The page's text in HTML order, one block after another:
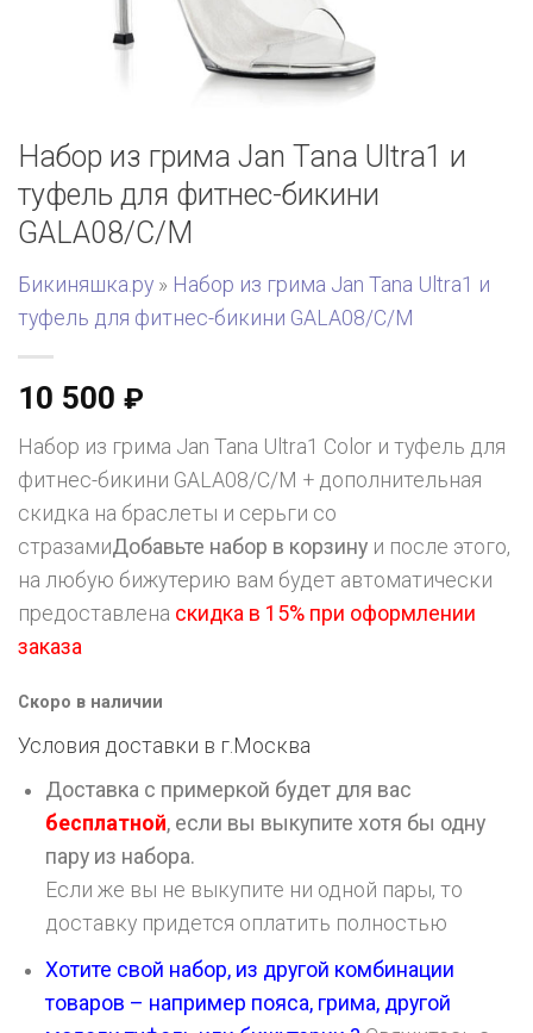
Набор из грима Jan Tana Ultra1 и
туфель для фитнес-бикини
GALA08/C/M
Бикиняшка.ру » Набор из грима Jan Tana Ultra1 и
туфель для фитнес-бикини GALA08/C/M
10 500 ₽
Набор из грима Jan Tana Ultra1 Color и туфель для
фитнес-бикини GALA08/C/M + дополнительная
скидка на браслеты и серьги со
стразамиДобавьте набор в корзину и после этого,
на любую бижутерию вам будет автоматически
предоставлена скидка в 15% при оформлении
заказа
Скоро в наличии
Условия доставки в г. Москва
Доставка с примеркой будет для вас
бесплатной, если вы выкупите хотя бы одну
пару из набора.
Если же вы не выкупите ни одной пары, то
доставку придется оплатить полностью
Хотите свой набор, из другой комбинации
товаров – например пояса, грима, другой